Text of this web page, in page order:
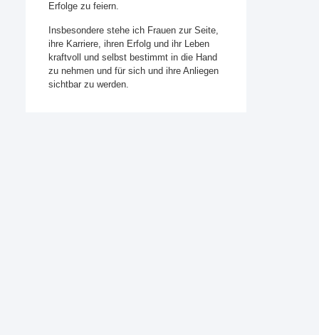
Erfolge zu feiern.
Insbesondere stehe ich Frauen zur Seite,
ihre Karriere, ihren Erfolg und ihr Leben
kraftvoll und selbst bestimmt in die Hand
zu nehmen und für sich und ihre Anliegen
sichtbar zu werden.